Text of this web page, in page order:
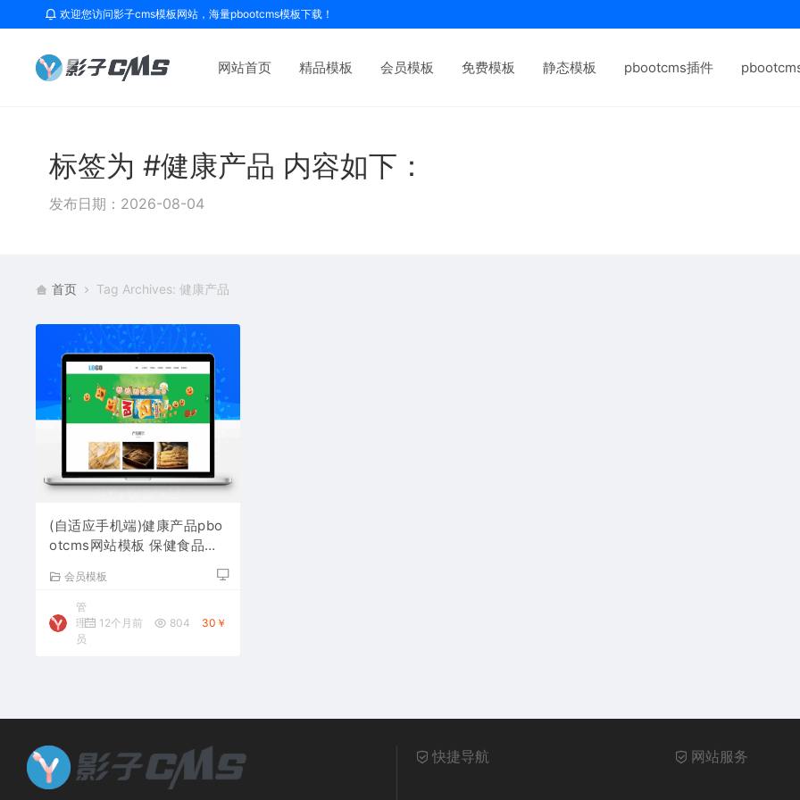
欢迎您访问影子cms模板网站，海量pbootcms模板下载！
网站首页 精品模板 会员模板 免费模板 静态模板 pbootcms插件
标签为 #健康产品 内容如下：
发布日期：2026-08-04
首页 Tag Archives: 健康产品
(自适应手机端)健康产品pbo
otcms网站模板 保健食品网
会员模板
管
理
员
12个月前 804 30￥
快捷导航 网站服务